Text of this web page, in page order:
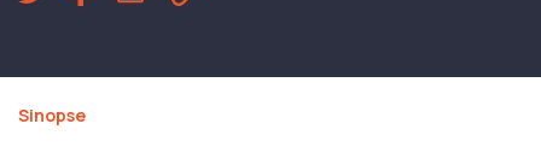
Sinopse